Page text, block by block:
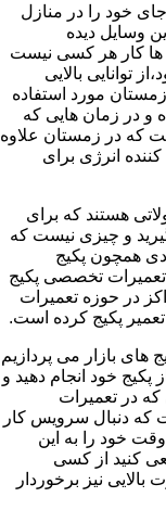
خود را در منازل
وسایل دیده
ها کار هر کسی نیست
توانایی بالایی
مورد استفاده
و در زمان هایی که
که در زمستان علاوه
انرژی برای
هستند که برای
و چیزی نیست که
همچون پکیج
تعمیرات تخصصی پکیج
در حوزه تعمیرات
پکیج کرده است.
های بازار می پردازیم
پکیج خود انجام دهید و
در تعمیرات
که دنبال سرویس کار
خود را به این
کنید از کسی
نیز برخوردار